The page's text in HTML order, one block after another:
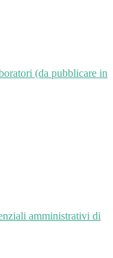
(da pubblicare in
amministrativi di